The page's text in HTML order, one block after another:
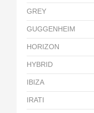
GREY
GUGGENHEIM
HORIZON
HYBRID
IBIZA
IRATI